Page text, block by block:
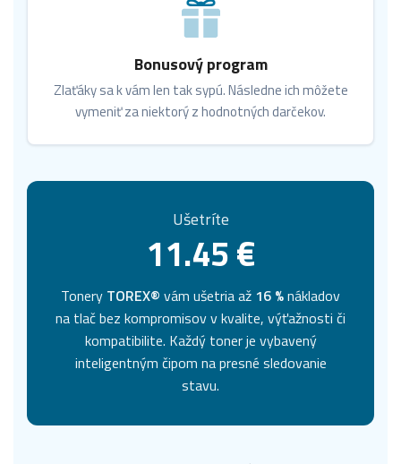
Bonusový program
Zlaťáky sa k vám len tak sypú. Následne ich môžete
vymeniť za niektorý z hodnotných darčekov.
Ušetríte
11.45 €
Tonery TOREX® vám ušetria až 16 %nákladov
na tlač bez kompromisov v kvalite, výťažnosti či
kompatibilite. Každý toner je vybavený
inteligentným čipom na presné sledovanie
stavu.